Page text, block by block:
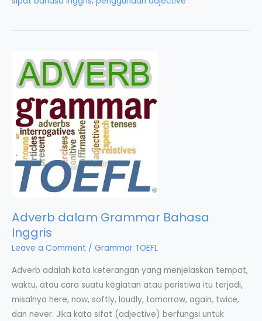
Adverb dalam Grammar Bahasa
Inggris
Leave a Comment / Grammar TOEFL
Adverb adalah kata keterangan yang menjelaskan tempat,
waktu, atau cara suatu kegiatan atau peristiwa itu terjadi,
misalnya here, now, softly, loudly, tomorrow, again, twice,
dan never. Jika kata sifat (adjective) berfungsi untuk